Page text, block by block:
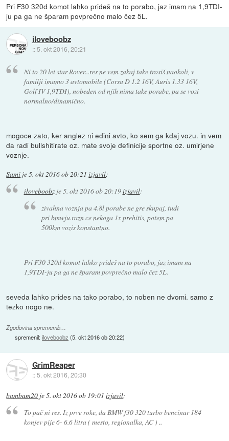
Pri F30 320d komot lahko prideš na to porabo, jaz imam na 1,9TDI-
ju pa ga ne šparam povprečno malo čez 5L.
iloveboobz
:: 5. okt 2016, 20:21
Ni to 20 let star Rover...res ne vem zakaj take trosiš naokoli, v
familji imamo 3 avtomobile (Corsa D 1.2 16V, Auris 1.33 16V,
Golf IV 1,9TDI), nobeden od njih nima take porabe, pa se vozi
normalno/dinamično.
mogoce zato, ker anglez ni edini avto, ko sem ga kdaj vozu. in vem
da radi bullshitirate oz. mate svoje definicije sportne oz. umirjene
voznje.
Sami je5. okt 2016 ob 20:21 izjavil:
iloveboobzje5. okt 2016 ob 20:19izjavil:
zivahna voznja pa 4.8l porabe ne gre skupaj, tudi
pri bmwju.razn ce nekoga 1x prehitis, potem pa
500km vozis konstantno.
Pri F30 320d komot lahko prideš na to porabo, jaz imam na
1,9TDI-ju pa ga ne šparam povprečno malo čez 5L.
seveda lahko prides na tako porabo, to noben ne dvomi. samo z
tezko nogo ne.
Zgodovina sprememb…
spremenil:iloveboobz (5. okt 2016 ob 20:22)
GrimReaper
::5. okt 2016, 20:30
bambam20 je5. okt 2016 ob 19:01 izjavil:
To pač ni res. Iz prve roke, da BMW f30 320 turbo bencinar 184
konjev pije 6- 6.6 litra ( mesto, regionalka, AC ) ..